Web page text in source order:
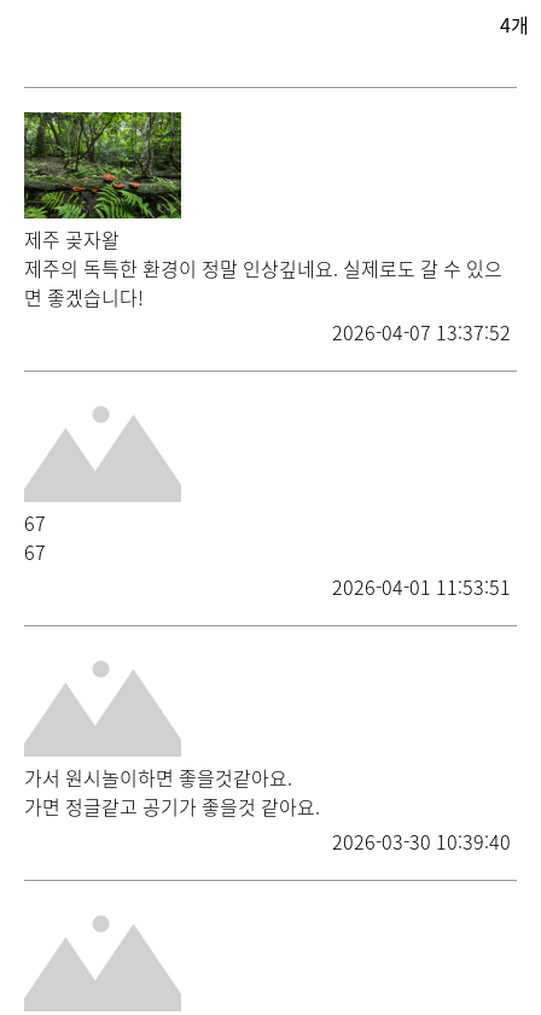
4개
제주 곶자왈
제주의 독특한 환경이 정말 인상깊네요. 실제로도 갈 수 있으
면 좋겠습니다!
2026-04-07 13:37:52
67
67
2026-04-01 11:53:51
가서 원시놀이하면 좋을것같아요.
가면 정글같고 공기가 좋을것 같아요.
2026-03-30 10:39:40